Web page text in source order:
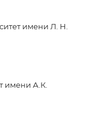
имени Л. Н.
имени А.К.